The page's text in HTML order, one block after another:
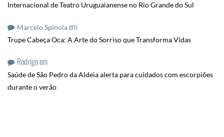
Internacional de Teatro Uruguaianense no Rio Grande do Sul
Marcelo Spinolaem
Trupe Cabeça Oca: A Arte do Sorriso que Transforma Vidas
Rodrigoem
Saúde de São Pedro da Aldeia alerta para cuidados com escorpiões
durante o verão